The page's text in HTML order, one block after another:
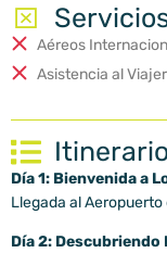
Aéreos
Asistencia al
Itinerario
Día 1: Bienvenida a
Llegada al
Día 2: Descubriendo